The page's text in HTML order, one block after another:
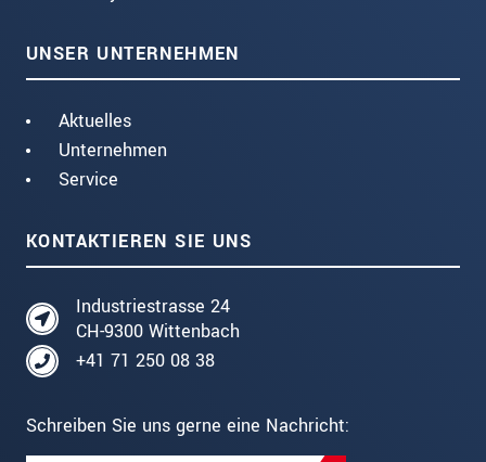
UNSER UNTERNEHMEN
Aktuelles
Unternehmen
Service
KONTAKTIEREN SIE UNS
Industriestrasse 24
CH-9300 Wittenbach
+41 71 250 08 38
Schreiben Sie uns gerne eine Nachricht: